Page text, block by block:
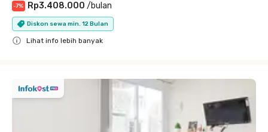
-7% Rp3.408.000 /bulan
Diskon sewa min. 12 Bulan
Lihat info lebih banyak